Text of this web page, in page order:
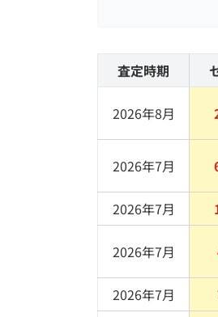
査定時期
2026年8月
2026年7月
2026年7月
2026年7月
2026年7月